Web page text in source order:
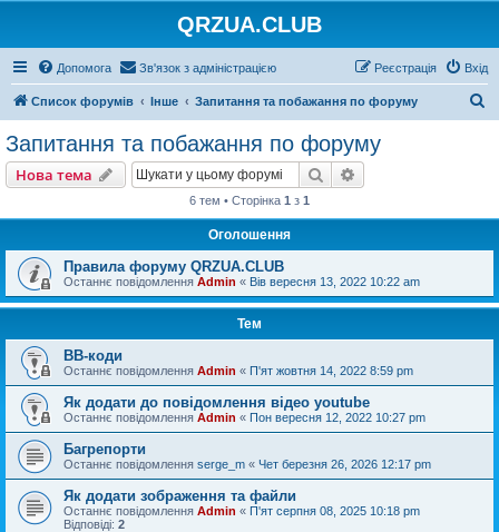
QRZUA.CLUB
Допомога Зв'язок з адміністрацією Вхід
Реєстрація
Список форумів Інше Запитання та побажання по форуму
Запитання та побажання по форуму
Нова тема Пошук
6 тем • Сторінка 1 з 1
Оголошення
Правила форуму QRZUA.CLUB
Останнє повідомлення Admin « Вів вересня 13, 2022 10:22 am
Тем
BB-коди
Останнє повідомлення Admin « П'ят жовтня 14, 2022 8:59 pm
Як додати до повідомлення відео youtube
Останнє повідомлення Admin « Пон вересня 12, 2022 10:27 pm
Багрепорти
Останнє повідомлення serge_m « Чет березня 26, 2026 12:17 pm
Як додати зображення та файли
Останнє повідомлення Admin « П'ят серпня 08, 2025 10:18 pm
Відповіді: 2